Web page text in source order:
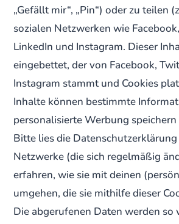
„Gefällt mir“, „Pin“) oder zu teilen
sozialen Netzwerken wie
LinkedIn und Instagram. Dieser
eingebettet, der von Facebook,
Instagram stammt und Cookies
Inhalte können bestimmte
personalisierte Werbung
Bitte lies die
Netzwerke (die sich regelmäßig
erfahren, wie sie mit deinen
umgehen, die sie mithilfe dieser
Die abgerufenen Daten werden so